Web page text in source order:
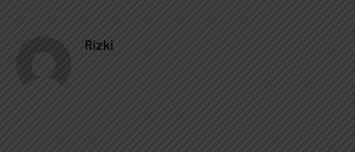
Rizki